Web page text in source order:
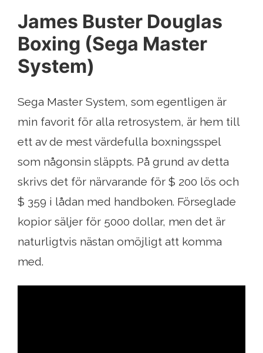
James Buster Douglas
Boxing (Sega Master
System)
Sega Master System, som egentligen är
min favorit för alla retrosystem, är hem till
ett av de mest värdefulla boxningsspel
som någonsin släppts. På grund av detta
skrivs det för närvarande för $ 200 lös och
$ 359 i lådan med handboken. Förseglade
kopior säljer för 5000 dollar, men det är
naturligtvis nästan omöjligt att komma
med.